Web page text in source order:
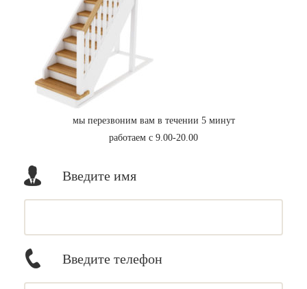
мы перезвоним вам в течении 5 минут
работаем с 9.00-20.00
Введите имя
Введите телефон